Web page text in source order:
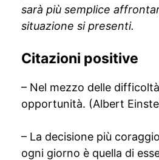
sarà più semplice
situazione si presenti.
Citazioni positive
– Nel mezzo delle
opportunità. (Albert
– La decisione più
ogni giorno è quella di